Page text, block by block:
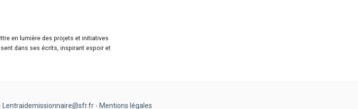
en lumière des projets et initiatives
dans ses écrits, inspirant espoir et
- Mentions légales